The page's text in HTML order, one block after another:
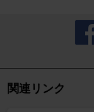
関連リンク